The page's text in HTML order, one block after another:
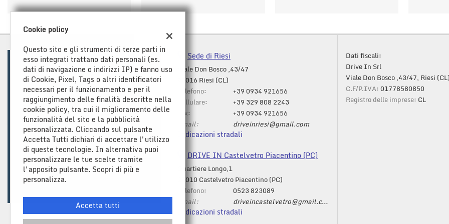
Sede di Riesi
Viale Don Bosco ,43/47
93016 Riesi (CL)
Telefono:
+39 0934 921656
Cellulare:
+39 329 808 2243
Fax:
+39 0934 921656
Email:
driveinriesi@gmail.com
Indicazioni stradali
DRIVE IN Castelvetro Piacentino (PC)
Quartiere Longo,1
29010 Castelvetro Piacentino (PC)
Telefono:
0523 823089
Email:
driveincastelvetro@gmail.com
Indicazioni stradali
Dati fiscali:
Drive In Srl
Viale Don Bosco ,43/47, Riesi
C.F/P.IVA:01778580850
Registro delle imprese: CL
Cookie policy
Questo sito e gli strumenti di terze parti in
esso integrati trattano dati personali (es.
dati di navigazione o indirizzi IP) e fanno uso
di Cookie, Pixel, Tags o altri identificatori
necessari per il funzionamento e per il
raggiungimento delle finalità descritte nella
cookie policy, tra cui il miglioramento delle
funzionalità del sito e la pubblicità
personalizzata. Cliccando sul pulsante
Accetta Tutti dichiari di accettare l'utilizzo
di queste tecnologie. In alternativa puoi
personalizzare le tue scelte tramite
l'apposito pulsante. Scopri di più e
personalizza.
Accetta tutti
Leggi
la